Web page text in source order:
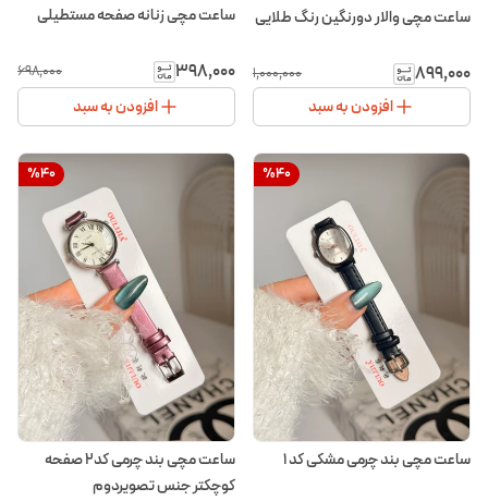
ساعت مچی والار دورنگین رنگ طلایی
۸۹۹٬۰۰۰ ۱٬۰۰۰٬۰۰۰
افزودن به سبد
ساعت مچی زنانه صفحه مستطیلی
۳۹۸٬۰۰۰ ۶۹۸٬۰۰۰
افزودن به سبد
%40
ساعت مچی بند چرمی مشکی کد ۱
%40
ساعت مچی بند چرمی کد۲ صفحه
کوچکتر جنس تصویر‌دوم